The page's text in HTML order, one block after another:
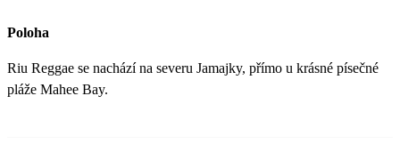
Poloha
Riu Reggae se nachází na severu Jamajky, přímo u krásné písečné
pláže Mahee Bay.